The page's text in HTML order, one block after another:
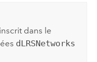
dans le
dLRSNetworks